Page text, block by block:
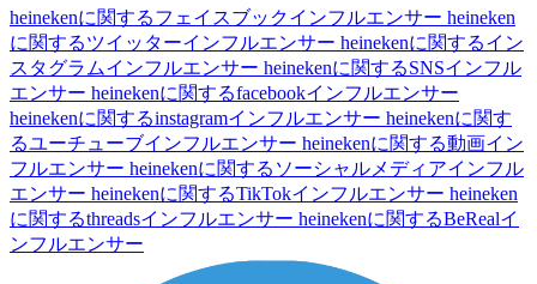
heinekenに関するフェイスブックインフルエンサー heineken
に関するツイッターインフルエンサー heinekenに関するイン
スタグラムインフルエンサー heinekenに関するSNSインフル
エンサー heinekenに関するfacebookインフルエンサー
heinekenに関するinstagramインフルエンサー heinekenに関す
るユーチューブインフルエンサー heinekenに関する動画イン
フルエンサー heinekenに関するソーシャルメディアインフル
エンサー heinekenに関するTikTokインフルエンサー heineken
に関するthreadsインフルエンサー heinekenに関するBeRealイ
ンフルエンサー